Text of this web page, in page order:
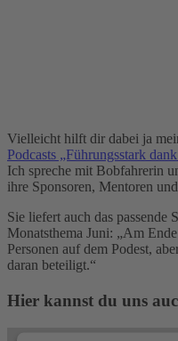
Vielleicht hilft dir dabei ja
Podcasts „Führungsstark
Ich spreche mit Bobfahrerin
ihre Sponsoren, Mentoren
Sie liefert auch das passende
Monatsthema Juni: „Am
Personen auf dem Podest,
daran beteiligt.“
Hier kannst du uns